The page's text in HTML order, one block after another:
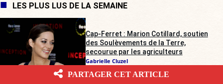
LES PLUS LUS DE LA SEMAINE
Cap-Ferret : Marion Cotillard, soutien
des Soulèvements de la Terre,
secourue par les agriculteurs
Gabrielle Cluzel
PARTAGER CET ARTICLE